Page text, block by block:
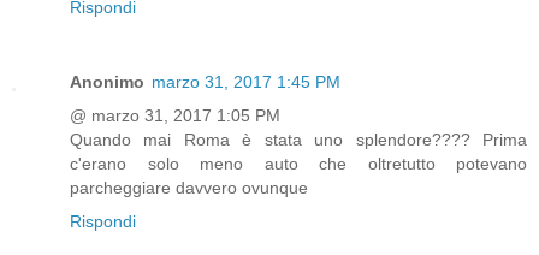
Rispondi
Anonimo marzo 31, 2017 1:45 PM
@ marzo 31, 2017 1:05 PM
Quando mai Roma è stata uno splendore???? Prima
c'erano solo meno auto che oltretutto potevano
parcheggiare davvero ovunque
Rispondi